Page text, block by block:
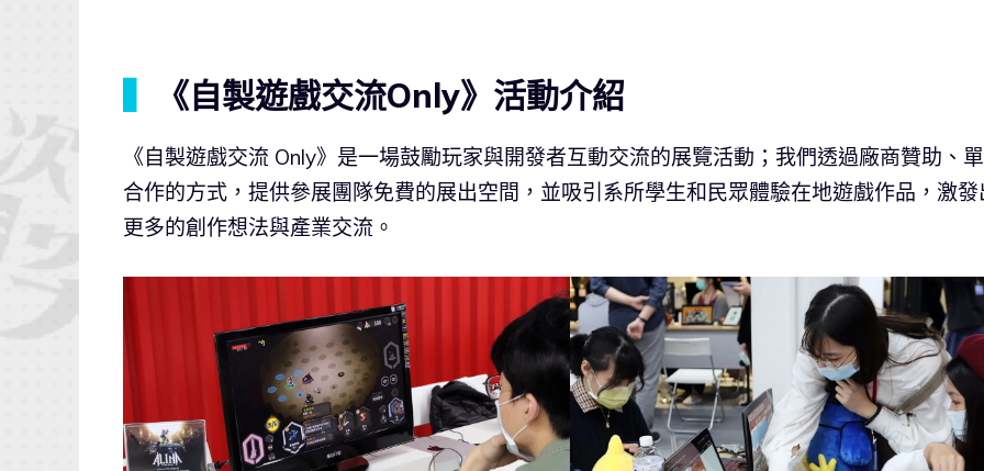
《自製遊戲交流Only》活動介紹
《自製遊戲交流 Only》是一場鼓勵玩家與開發者互動交流的展覽活動；我們透過廠商贊助、
合作的方式，提供參展團隊免費的展出空間，並吸引系所學生和民眾體驗在地遊戲作品，激發
更多的創作想法與產業交流。